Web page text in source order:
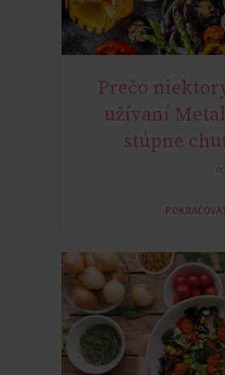
NATURAL
Prečo
užívaní
stúpne